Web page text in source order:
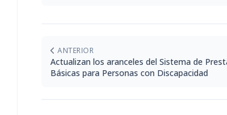
ANTERIOR
Actualizan los aranceles del Sistema de
Básicas para Personas con Discapacidad